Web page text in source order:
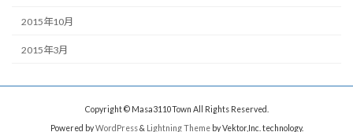
2015年10月
2015年3月
Copyright © Masa3110Town All Rights Reserved.
Powered byWordPress& Lightning Themeby Vektor,Inc. technology.